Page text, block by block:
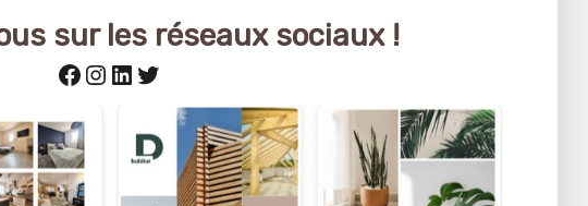
sur les réseaux sociaux !
Facebook
Instagram
LinkedIn
Twitter